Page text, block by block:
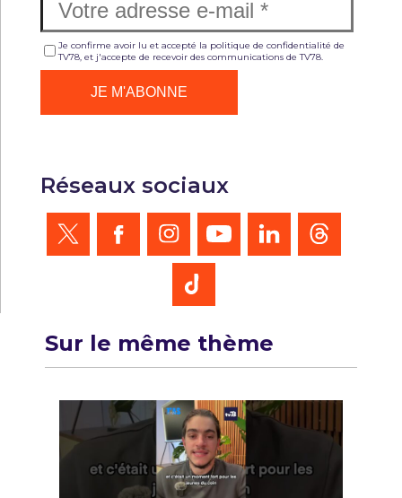
Je confirme avoir lu et accepté la politique de confidentialité de
TV78, et j'accepte de recevoir des communications de TV78.
Réseaux sociaux
Sur le même thème